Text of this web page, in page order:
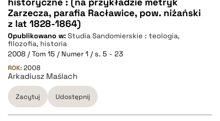
Zarzecza, parafia Racławice, pow. niżański
z lat 1828-1864)
Opublikowano w: Studia Sandomierskie : teologia,
filozofia, historia
2008 / Tom 15 / Numer 1 / s. 5 - 23
ROK: 2008
Arkadiusz Maślach
Zacytuj Udostępnij